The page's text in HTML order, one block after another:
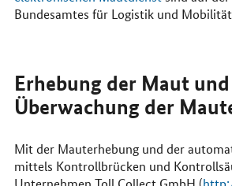
Bundesamtes für Logistik und
Erhebung der Maut und
Überwachung der
Mit der Mauterhebung und der
mittels Kontrollbrücken und